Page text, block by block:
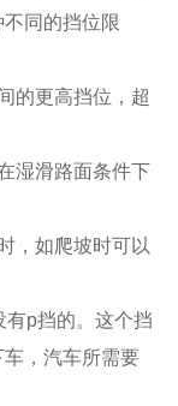
同的挡位限
的更高挡位，超
湿滑路面条件下
，如爬坡时可以
p挡的。这个挡
，汽车所需要